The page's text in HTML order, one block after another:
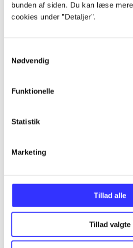
bunden af siden. Du kan læse
cookies under ”Detaljer”.
Nødvendig
Funktionelle
Statistik
Marketing
Tillad alle
Tillad valgte
Alle registrerede artikler fordelt
Minder om